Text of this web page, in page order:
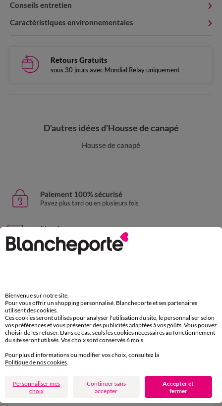
Conseils entretien
Caractéristiques environnementales
Retours Gratuits
sous 30 jours avec Mondial Relay uniquement
D'autres idées d'Housse de canapé
Housse de canapé
Paiement 100% sécurisé
Payez plus tard ou en plusieurs fois
Livraison express
domicile, relais, consignes automatiques
Service clients
par chat et par téléphone
de 8h00 à 20h00 du lundi au samedi
11€ Offerts
en vous inscrivant à la newsletter
conditions dans votre email de confirmation
Bienvenue sur notre site.
Pour vous offrir un shopping personnalisé, Blancheporte et ses partenaires
utilisent des cookies.
Ces cookies seront utilisés pour analyser l'utilisation du site, le personnaliser selon
vos préférences et vous présenter des publicités adaptées à vos goûts. Vous pouvez
choisir de les refuser. Dans ce cas, seuls les cookies nécessaires au fonctionnement
du site seront utilisés. Vos choix sont conservés 6 mois.
Pour plus d'informations ou modifier vos choix, consultez la
Politique de nos cookies.
Personnaliser mes
choix
Continuer sans
accepter
Accepter et
fermer